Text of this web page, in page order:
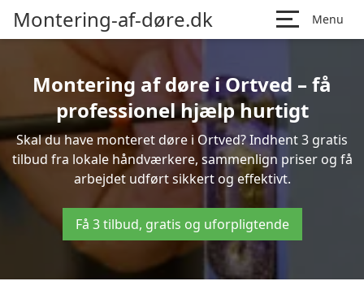
Montering-af-døre.dk Menu
Montering af døre i Ortved – få
professionel hjælp hurtigt
Skal du have monteret døre i Ortved? Indhent 3 gratis
tilbud fra lokale håndværkere, sammenlign priser og få
arbejdet udført sikkert og effektivt.
Få 3 tilbud, gratis og uforpligtende